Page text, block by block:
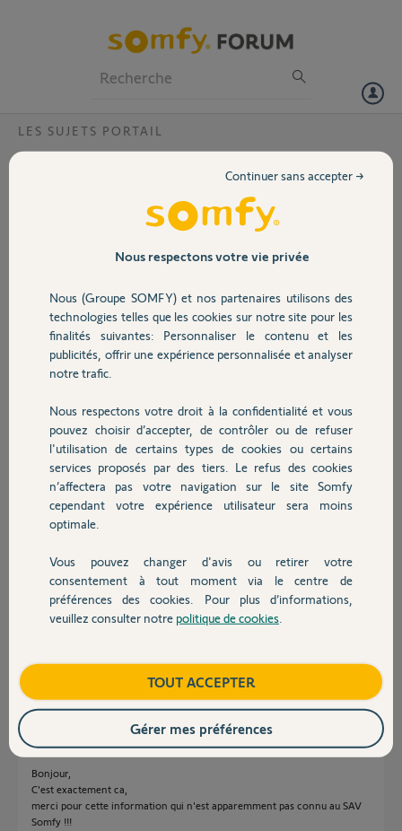
Volet
Sécurité
Domotique
Chauffage
Autres produits
Devis avec un pro
Contact
LES SUJETS PORTAIL
Je rencontre un problème d’image avec l’application somphy Protect
l’enregistrement mais parasitée sur l’application?
Merci,
Bruno R.
il y a environ 2 ans
Participer au fil de discussion
Réponses
Bonjour Bruno,
Avez-vous essayé de redémarrer votre module de connectivité via
l'application ?
Est-ce que le problème continue ?
Bonjour,
C'est exactement ca,
merci pour cette information qui n'est apparemment pas connu au SAV
Somfy !!!
Nous respectons votre vie privée
Nous (Groupe SOMFY) et nos partenaires utilisons des
technologies telles que les cookies sur notre site pour les
finalités suivantes: Personnaliser le contenu et les
publicités, offrir une expérience personnalisée et analyser
notre trafic.
Nous respectons votre droit à la confidentialité et vous
pouvez choisir d’accepter, de contrôler ou de refuser
l'utilisation de certains types de cookies ou certains
services proposés par des tiers. Le refus des cookies
n’affectera pas votre navigation sur le site Somfy
cependant votre expérience utilisateur sera moins
optimale.
Vous pouvez changer d'avis ou retirer votre
consentement à tout moment via le centre de
préférences des cookies. Pour plus d’informations,
veuillez consulter notre politique de cookies
Continuer sans accepter →
TOUT ACCEPTER
Gérer mes préférences